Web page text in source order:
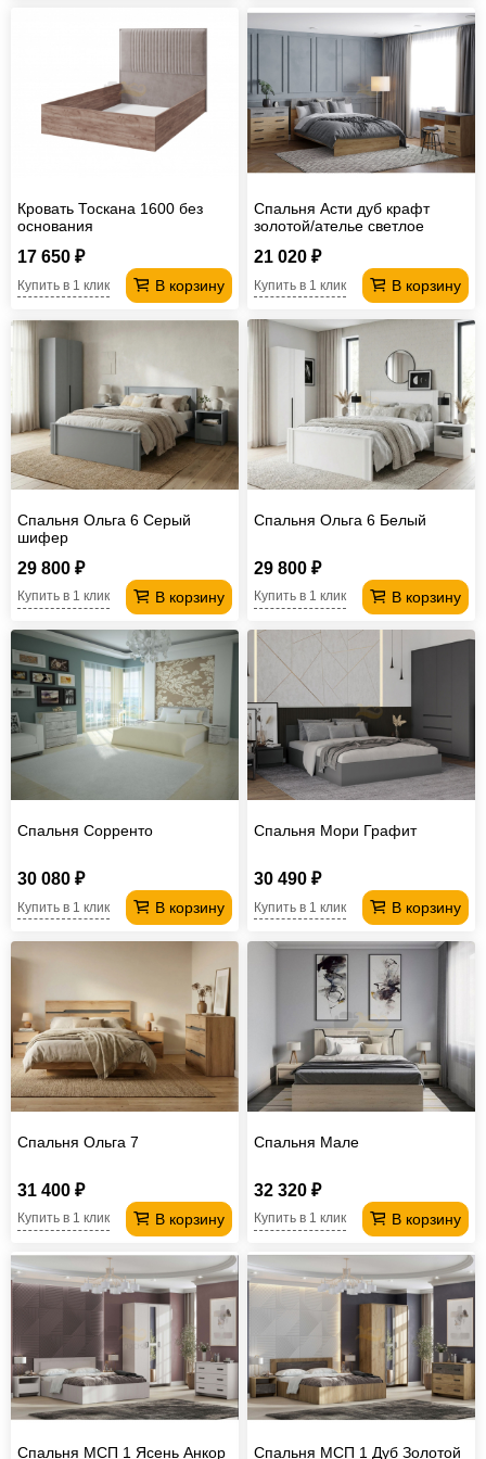
Кровать Тоскана 1600 без
основания
17 650 ₽
В корзину
Купить в 1 клик
Спальня Асти дуб крафт
золотой/ателье светлое
21 020 ₽
В корзину
Купить в 1 клик
Спальня Ольга 6 Серый
шифер
29 800 ₽
В корзину
Купить в 1 клик
Спальня Ольга 6 Белый
29 800 ₽
В корзину
Купить в 1 клик
Спальня Сорренто
30 080 ₽
В корзину
Купить в 1 клик
Спальня Мори Графит
30 490 ₽
В корзину
Купить в 1 клик
Спальня Ольга 7
31 400 ₽
В корзину
Купить в 1 клик
Спальня Мале
32 320 ₽
В корзину
Купить в 1 клик
Спальня МСП 1 Ясень Анкор Спальня МСП 1 Дуб Золотой